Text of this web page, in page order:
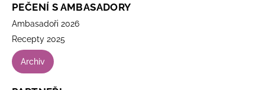
PEČENÍ S AMBASADORY
Ambasadoři 2026
Recepty 2025
Archiv